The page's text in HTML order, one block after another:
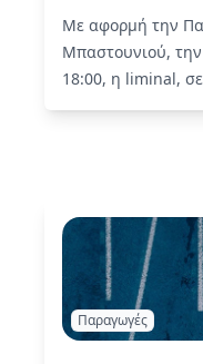
Με αφορμή την
Μπαστουνιού, την
18:00, η liminal,
Πολιτισμού
Παραγωγές